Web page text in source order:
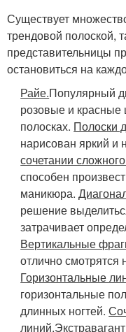
Существует
трендовой полоской,
представительницы
остановиться на
Райе.Популярный
розовые и красные
полосках. Полоски
нарисован яркий и
сочетании
способен
маникюра.
решение
затрачивает
Вертикальные
отлично смотрятся
Горизонтальные
горизонтальные
длинных ногтей.
линий.